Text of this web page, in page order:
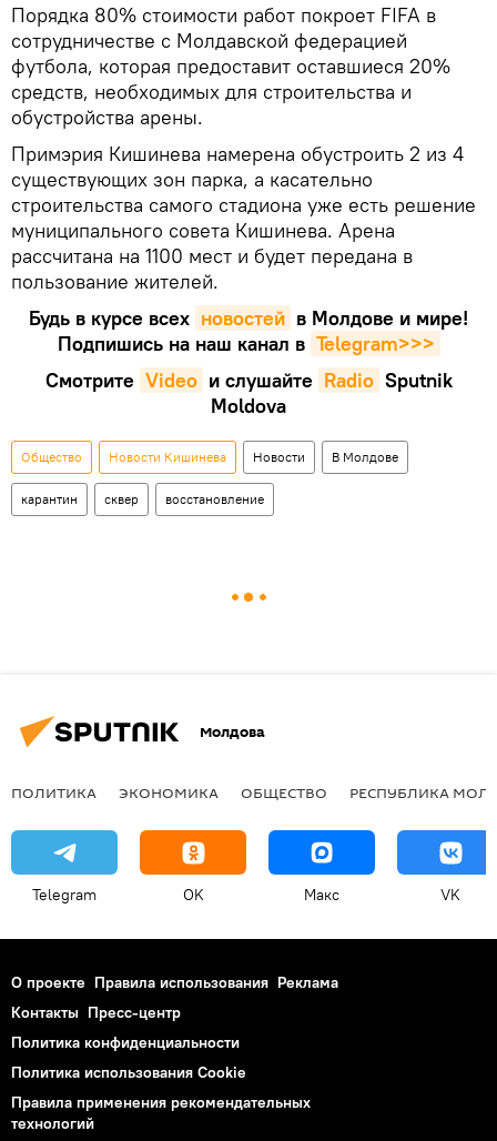
Порядка 80% стоимости работ покроет FIFA в
сотрудничестве с Молдавской федерацией
футбола, которая предоставит оставшиеся 20%
средств, необходимых для строительства и
обустройства арены.
Примэрия Кишинева намерена обустроить 2 из 4
существующих зон парка, а касательно
строительства самого стадиона уже есть решение
муниципального совета Кишинева. Арена
рассчитана на 1100 мест и будет передана в
пользование жителей.
Будь в курсе всех новостей в Молдове и мире!
Подпишись на наш канал в Telegram>>>
Смотрите Video и слушайте Radio Sputnik
Moldova
Общество Новости Кишинева Новости В Молдове
карантин сквер восстановление
Молдова
ПОЛИТИКА ЭКОНОМИКА ОБЩЕСТВО РЕСПУБЛИКА
Telegram OK Макс VK
О проекте Правила использования Реклама
Контакты Пресс-центр
Политика конфиденциальности
Политика использования Cookie
Правила применения рекомендательных
технологий